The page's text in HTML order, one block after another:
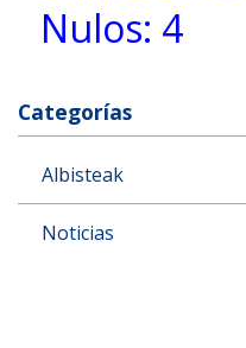
Nulos: 4
Categorías
Albisteak
Noticias